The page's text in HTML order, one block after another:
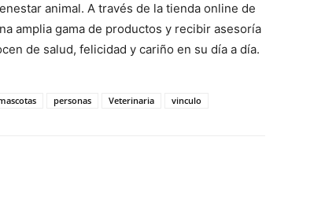
animal. A través de la tienda online de
amplia gama de productos y recibir asesoría
de salud, felicidad y cariño en su día a día.
personas Veterinaria vinculo